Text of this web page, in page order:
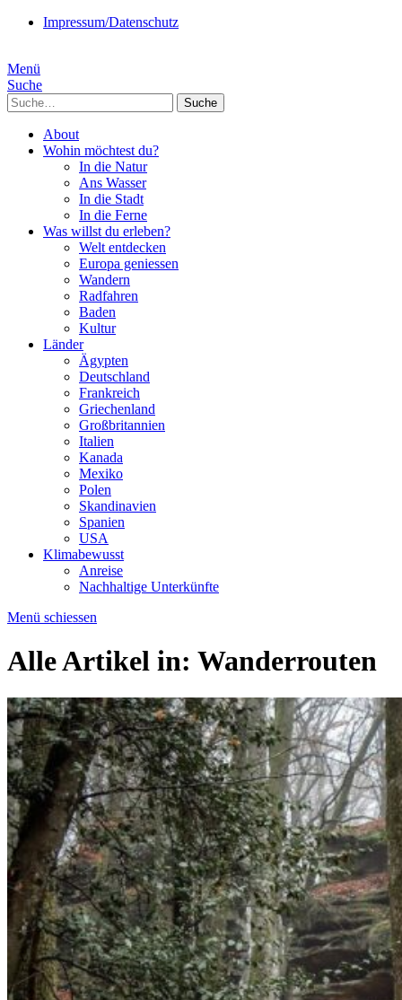
Impressum/Datenschutz
Menü
Suche
Suche
About
Wohin möchtest du?
In die Natur
Ans Wasser
In die Stadt
In die Ferne
Was willst du erleben?
Welt entdecken
Europa geniessen
Wandern
Radfahren
Baden
Kultur
Länder
Ägypten
Deutschland
Frankreich
Griechenland
Großbritannien
Italien
Kanada
Mexiko
Polen
Skandinavien
Spanien
USA
Klimabewusst
Anreise
Nachhaltige Unterkünfte
Menü schiessen
Alle Artikel in: Wanderrouten